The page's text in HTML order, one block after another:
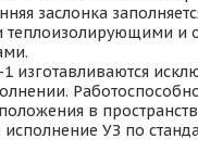
заслонка
теплоизолирующими и
изготавливаются
в
УЗ по